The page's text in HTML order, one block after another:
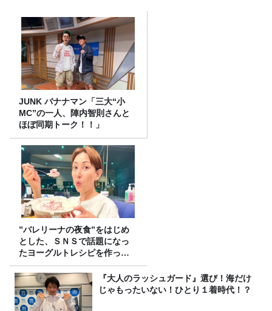
JUNK バナナマン「三大“小
MC”の一人、陣内智則さんと
ほぼ同期トーク！！」
”バレリーナの夜食”をはじめ
とした、ＳＮＳで話題になっ
たヨーグルトレシピを作って
みた！
『大人のラッシュガード』選び！海だけ
じゃもったいない！ひとり１着時代！？